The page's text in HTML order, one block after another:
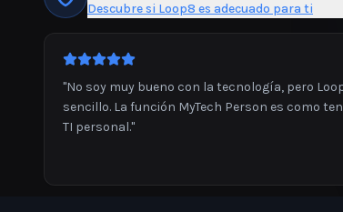
Descubre si Loop8 es adecuado para ti
"No soy muy bueno con la tecnología, pero
sencillo. La función MyTech Person es como
TI personal."